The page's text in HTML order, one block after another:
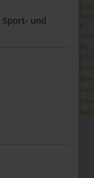
&
My
FAQs
und